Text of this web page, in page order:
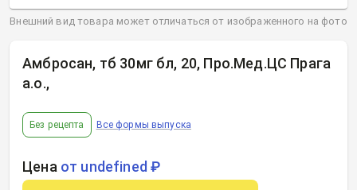
Амбросан, тб 30мг бл, 20, Про.Мед.ЦС Прага
а.о.,
Без рецепта Все формы выпуска
Цена от undefined ₽
Внешний вид товара может отличаться от изображенного на фото